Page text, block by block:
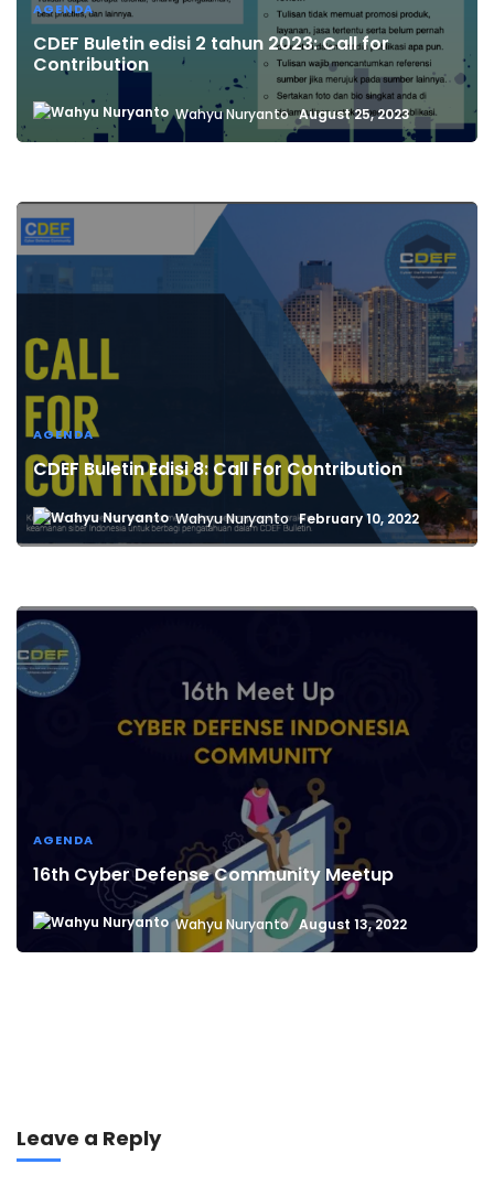
AGENDA
CDEF Buletin edisi 2 tahun 2023: Call for
Contribution
Wahyu Nuryanto August 25, 2023
AGENDA
CDEF Buletin Edisi 8: Call For Contribution
Wahyu Nuryanto February 10, 2022
AGENDA
16th Cyber Defense Community Meetup
Wahyu Nuryanto August 13, 2022
Leave a Reply